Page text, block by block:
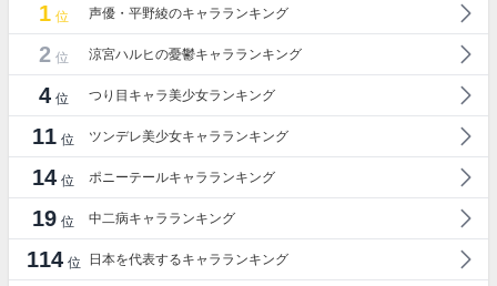
1 位 声優・平野綾のキャラランキング
2 位 涼宮ハルヒの憂鬱キャラランキング
4 位 つり目キャラ美少女ランキング
11 位 ツンデレ美少女キャラランキング
14 位 ポニーテールキャラランキング
19 位 中二病キャラランキング
114 位 日本を代表するキャラランキング